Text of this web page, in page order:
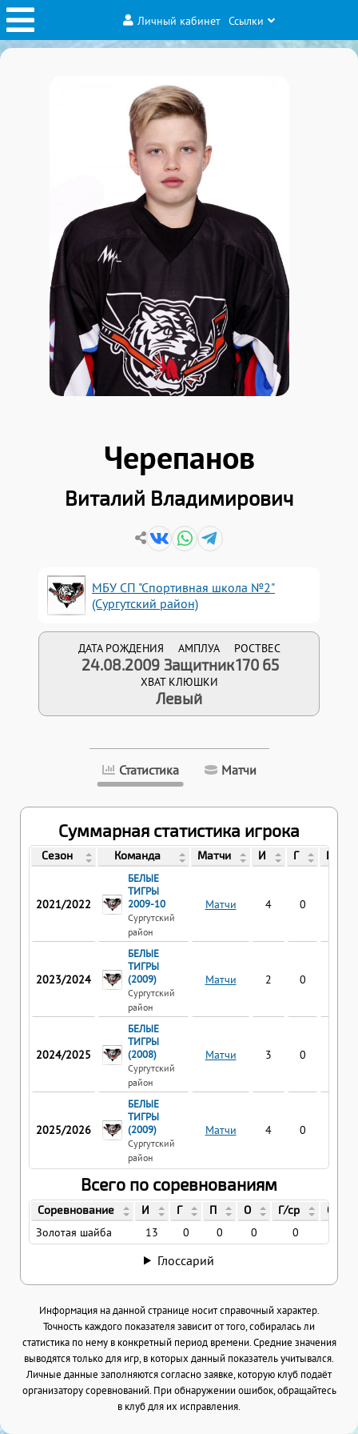
Личный кабинет Ссылки
Черепанов
Виталий Владимирович
МБУ СП "Спортивная школа №2"
(Сургутский район)
ДАТА РОЖДЕНИЯ
24.08.2009
АМПЛУА
Защитник
РОСТ
170
ВЕС
65
ХВАТ КЛЮШКИ
Левый
Статистика Матчи
Суммарная статистика игрока
Сезон Команда Матчи И Г П
2021/2022
БЕЛЫЕ
ТИГРЫ
2009-10
Сургутский
район
Матчи 4 0
2023/2024
БЕЛЫЕ
ТИГРЫ
(2009)
Сургутский
район
Матчи 2 0
2024/2025
БЕЛЫЕ
ТИГРЫ
(2008)
Сургутский
район
Матчи 3 0
2025/2026
БЕЛЫЕ
ТИГРЫ
(2009)
Сургутский
район
Матчи 4 0
Всего по соревнованиям
Соревнование И Г П О Г/ср О/ср
Золотая шайба 13 0 0 0 0
Глоссарий
Информация на данной странице носит справочный характер.
Точность каждого показателя зависит от того, собиралась ли
статистика по нему в конкретный период времени. Средние значения
выводятся только для игр, в которых данный показатель учитывался.
Личные данные заполняются согласно заявке, которую клуб подаёт
организатору соревнований. При обнаружении ошибок, обращайтесь
в клуб для их исправления.